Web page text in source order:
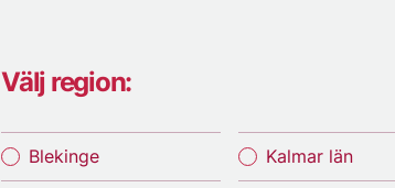
Välj region:
Blekinge Kalmar län